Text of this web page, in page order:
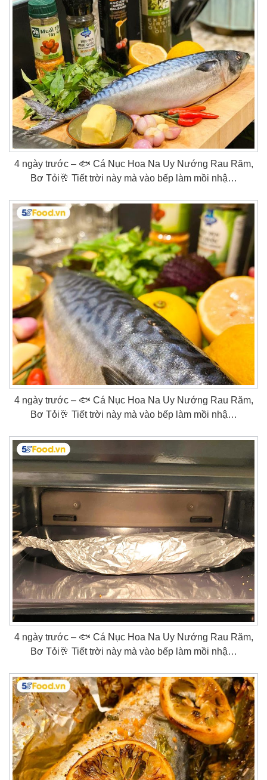
4 ngày trước – 🐟 Cá Nục Hoa Na Uy Nướng Rau Răm,
Bơ Tỏi🥂 Tiết trời này mà vào bếp làm mồi nhậ…
4 ngày trước – 🐟 Cá Nục Hoa Na Uy Nướng Rau Răm,
Bơ Tỏi🥂 Tiết trời này mà vào bếp làm mồi nhậ…
4 ngày trước – 🐟 Cá Nục Hoa Na Uy Nướng Rau Răm,
Bơ Tỏi🥂 Tiết trời này mà vào bếp làm mồi nhậ…